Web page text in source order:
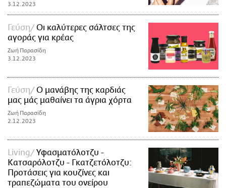
3.12.2023
Γεύση
Οι καλύτερες σάλτσες της
αγοράς για κρέας
Ζωή Παρασίδη
3.12.2023
Γεύση
Ο μανάβης της καρδιάς
μας μάς μαθαίνει τα άγρια χόρτα
Ζωή Παρασίδη
2.12.2023
Living
Υφασματόλοτζυ -
Κατσαρόλοτζυ - Γκατζετόλοτζυ:
Προτάσεις για κουζίνες και
τραπεζώματα του ονείρου